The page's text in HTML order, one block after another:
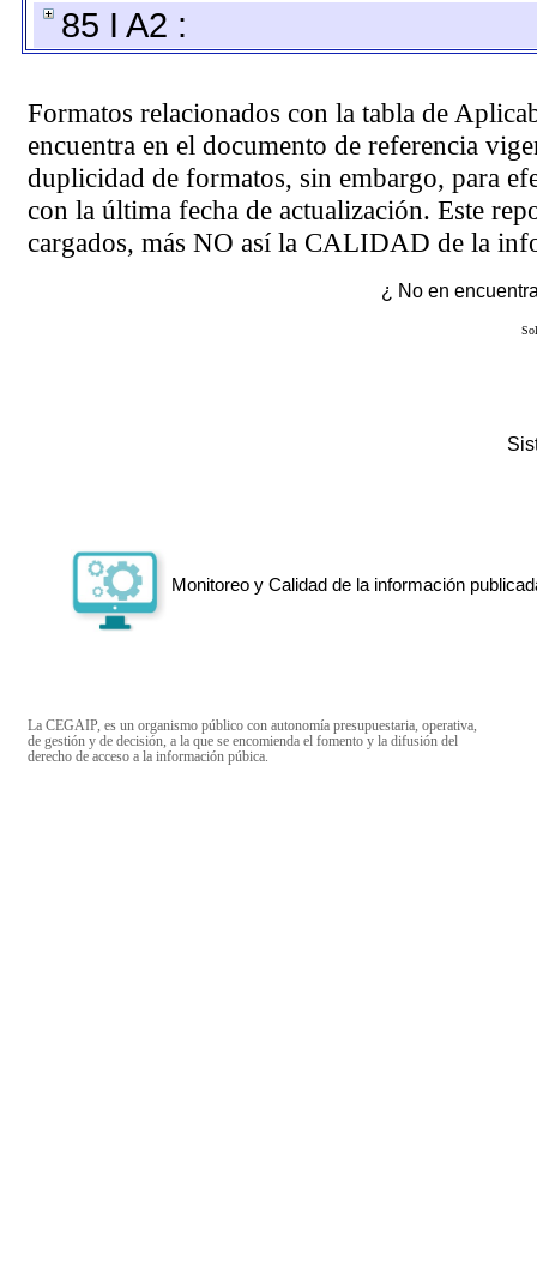
85 I A2 :
Formatos relacionados con la tabla de
encuentra en el documento de referencia
duplicidad de formatos, sin embargo, para
con la última fecha de actualización. Este
cargados, más NO así la CALIDAD de la
¿ No en
Monitoreo y Calidad de la información
La CEGAIP, es un organismo público con autonomía presupuestaria, operativa,
de gestión y de decisión, a la que se encomienda el fomento y la difusión del
derecho de acceso a la información púbica.